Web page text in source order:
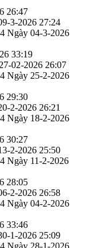
26:47
3-2026 27:24
Ngày 04-3-2026
33:19
02-2026 26:07
Ngày 25-2-2026
29:30
2-2026 26:21
Ngày 18-2-2026
30:27
2-2026 25:50
Ngày 11-2-2026
28:05
2-2026 26:58
Ngày 04-2-2026
33:46
1-2026 25:09
Ngày 28-1-2026